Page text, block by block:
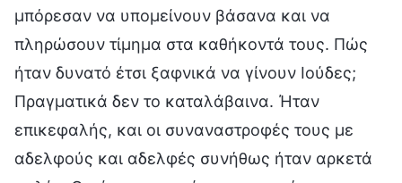
μπόρεσαν να υπομείνουν βάσανα και να
πληρώσουν τίμημα στα καθήκοντά τους. Πώς
ήταν δυνατό έτσι ξαφνικά να γίνουν Ιούδες;
Πραγματικά δεν το καταλάβαινα. Ήταν
επικεφαλής, και οι συναναστροφές τους με
αδελφούς και αδελφές συνήθως ήταν αρκετά